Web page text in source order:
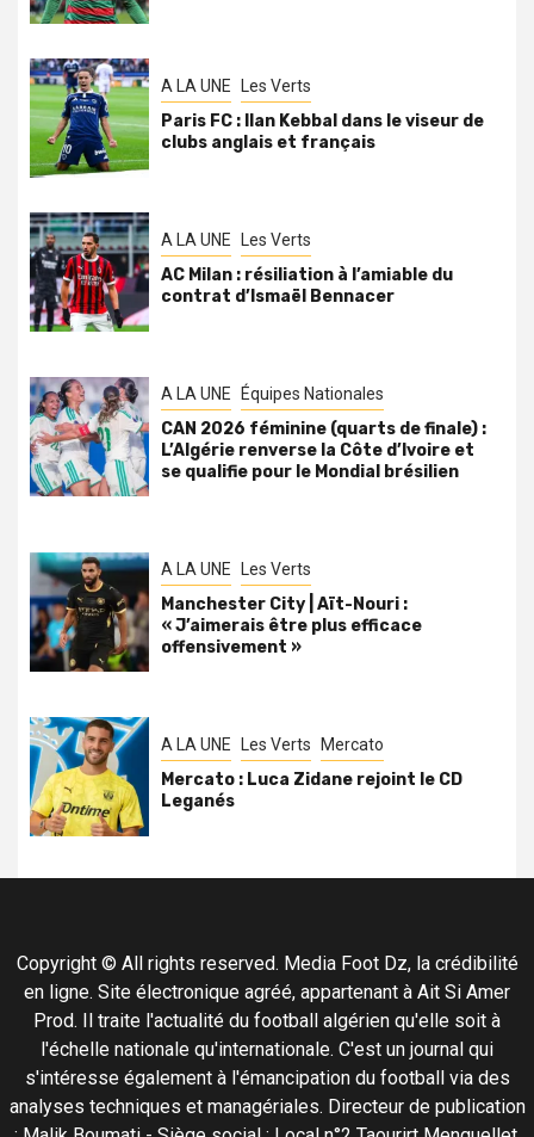
A LA UNE Les Verts
Paris FC : Ilan Kebbal dans le viseur de
clubs anglais et français
A LA UNE Les Verts
AC Milan : résiliation à l’amiable du
contrat d’Ismaël Bennacer
A LA UNE Équipes Nationales
CAN 2026 féminine (quarts de finale) :
L’Algérie renverse la Côte d’Ivoire et
se qualifie pour le Mondial brésilien
A LA UNE Les Verts
Manchester City | Aït-Nouri :
« J’aimerais être plus efficace
offensivement »
A LA UNE Les Verts Mercato
Mercato : Luca Zidane rejoint le CD
Leganés
Copyright © All rights reserved. Media Foot Dz, la crédibilité
en ligne. Site électronique agréé, appartenant à Ait Si Amer
Prod. Il traite l'actualité du football algérien qu'elle soit à
l'échelle nationale qu'internationale. C'est un journal qui
s'intéresse également à l'émancipation du football via des
analyses techniques et managériales. Directeur de publication